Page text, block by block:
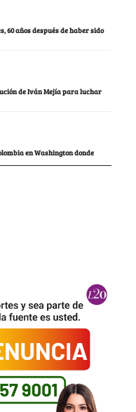
60 años después de haber sido
de Iván Mejía para luchar
en Washington donde